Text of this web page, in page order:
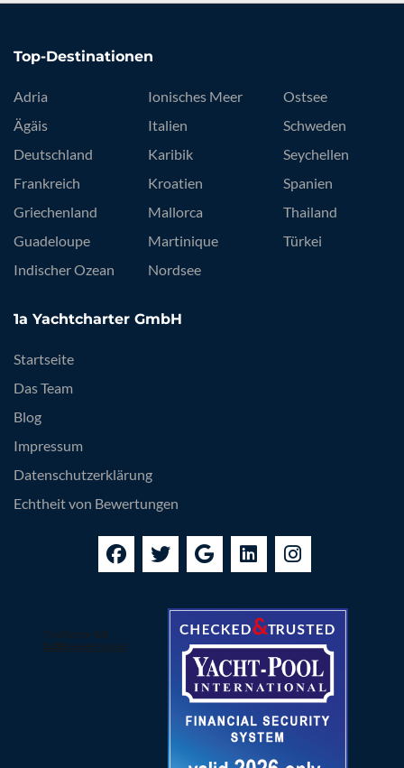
Top-Destinationen
Adria
Ägäis
Deutschland
Frankreich
Griechenland
Guadeloupe
Indischer Ozean
Ionisches Meer
Italien
Karibik
Kroatien
Mallorca
Martinique
Nordsee
Ostsee
Schweden
Seychellen
Spanien
Thailand
Türkei
1a Yachtcharter GmbH
Startseite
Das Team
Blog
Impressum
Datenschutzerklärung
Echtheit von Bewertungen